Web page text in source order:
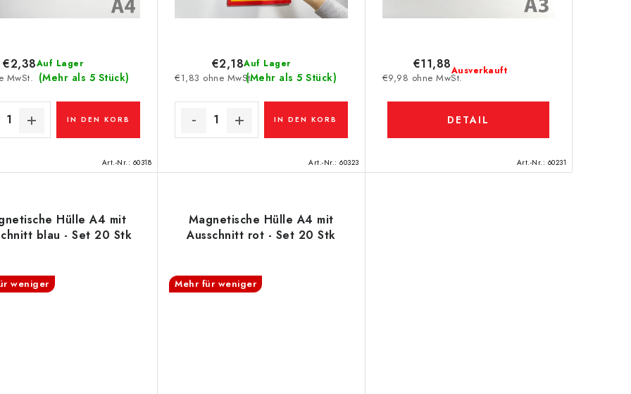
Auf Lager
(Mehr als 5 Stück)
MwSt.
€2,38
IN DEN KORB
Art.-Nr.: 60318
Auf Lager
(Mehr als 5 Stück)
€1,83 ohne MwSt.
€2,18
IN DEN KORB
Art.-Nr.: 60323
Ausverkauft
€9,98 ohne MwSt.
€11,88
DETAIL
Art.-Nr.: 60231
Hülle A4 mit
blau - Set 20 Stk
weniger
Magnetische Hülle A4 mit
Ausschnitt rot - Set 20 Stk
Mehr für weniger